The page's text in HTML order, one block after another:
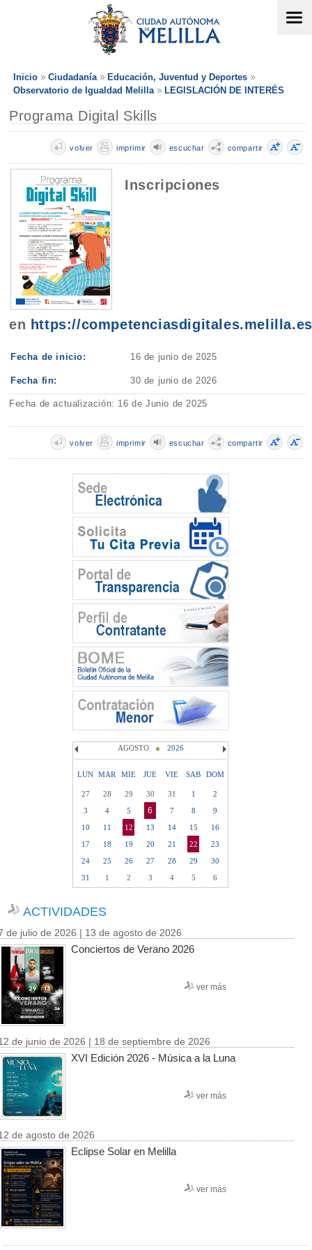
Inicio Ciudadanía
Educación, Juventud y Deportes
Observatorio de Igualdad Melilla
LEGISLACIÓN DE INTERÉS
Programa Digital Skills
compartir
escuchar
imprimir
volver
Inscripciones
en https://
Fecha de inicio: 16 de junio de 2025
Fecha fin: 30 de junio de 2026
Fecha de actualización: 16 de Junio de 2025
compartir
escuchar
imprimir
volver
AGOSTO 2026
LUN MAR MIE JUE VIE SAB DOM
27 28 29 30 31 1
2
3
4 5 6 7 8
9
10
11 12 13 14 15
16
17
18 19 20 21 22
23
24
25 26 27 28 29
30
31
1 2 3 4 5 6
ACTIVIDADES
de julio de 2026 | 13 de agosto de 2026
Conciertos de Verano 2026
ver más
de junio de 2026 | 18 de septiembre de 2026
XVI Edición 2026 - Música a la Luna
ver más
de agosto de 2026
Eclipse Solar en Melilla
ver más